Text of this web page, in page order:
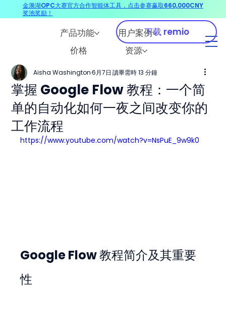
产品功能
用户案例
价格
资源
下载 remio
掌握 Google Flow 教程：一个简
单的自动化如何一夜之间改变你的
工作流程
Aisha Washington 6月7日 讀畢需時 13 分鐘
https://www.youtube.com/watch?v=NsPuE_9w9k0
Google Flow 教程简介及其重要
性
金漪湖OPC大赛官方合作智能体工具，点击参赛赢取660,000CNY
奖池奖励！